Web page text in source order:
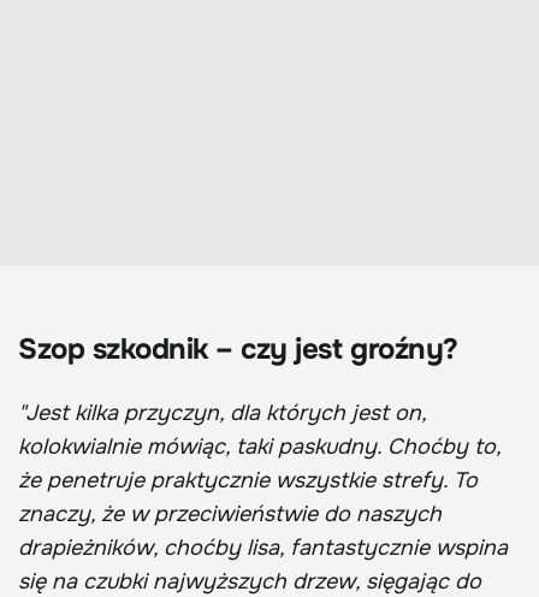
Szop szkodnik – czy jest groźny?
"Jest kilka przyczyn, dla których jest on,
kolokwialnie mówiąc, taki paskudny. Choćby to,
że penetruje praktycznie wszystkie strefy. To
znaczy, że w przeciwieństwie do naszych
drapieżników, choćby lisa, fantastycznie wspina
się na czubki najwyższych drzew, sięgając do